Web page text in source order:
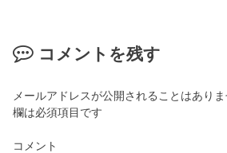
コメントを残す
メールアドレスが公開されることはありま
欄は必須項目です
コメント